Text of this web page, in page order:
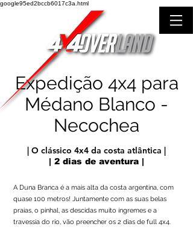
google95ed2bccb6017c3a.html
Expedição 4x4 para
Médano Blanco -
Necochea
| O clássico 4x4 da costa atlântica |
| 2 dias de aventura |
A Duna Branca é a mais alta da costa argentina, com
quase 100 metros! Juntamente com as suas belas
praias, o pinhal, as descidas muito íngremes e a
travessia do rio, vão preencher os 2 dias de full 4x4.